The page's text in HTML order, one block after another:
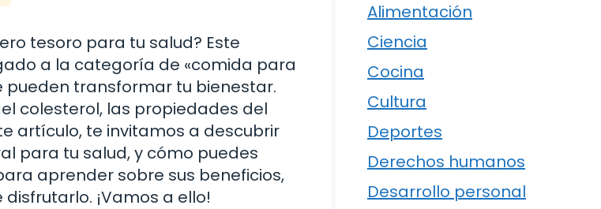
tesoro para tu salud? Este
a la categoría de «comida para
pueden transformar tu bienestar.
colesterol, las propiedades del
artículo, te invitamos a descubrir
para tu salud, y cómo puedes
aprender sobre sus beneficios,
¡Vamos a ello!
Alimentación
Ciencia
Cocina
Cultura
Deportes
Derechos humanos
Desarrollo personal